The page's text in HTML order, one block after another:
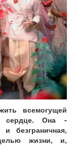
всемогущей
сердце. Она -
безграничная,
жизни, и,